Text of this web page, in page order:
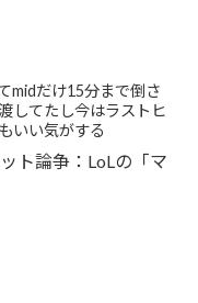
midだけ15分まで倒さ
してたし今はラストヒ
いい気がする
ト論争：LoLの「マ